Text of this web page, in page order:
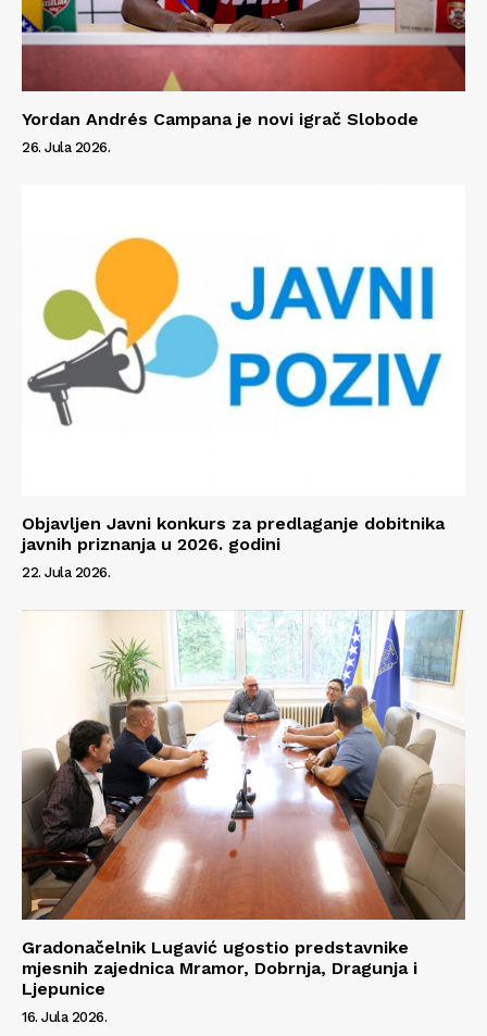
Info
O nama
Kontakt
Impressum
Yordan Andrés Campana je novi igrač Slobode
26. Jula 2026.
Objavljen Javni konkurs za predlaganje dobitnika
javnih priznanja u 2026. godini
22. Jula 2026.
Gradonačelnik Lugavić ugostio predstavnike
mjesnih zajednica Mramor, Dobrnja, Dragunja i
Ljepunice
16. Jula 2026.